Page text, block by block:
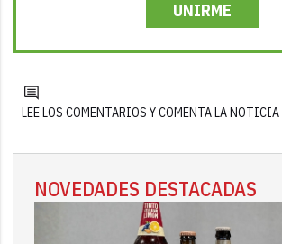
UNIRME
LEE LOS COMENTARIOS Y COMENTA LA NOTICIA
NOVEDADES DESTACADAS